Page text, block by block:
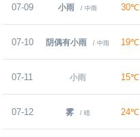
07-09 小雨 / 中雨 30℃
07-10 阴偶有小雨 / 中雨 19℃
07-11 小雨 15℃
07-12 雾 / 晴 24℃